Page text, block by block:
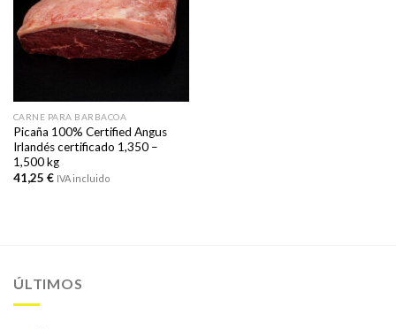
CARNE PARA BARBACOA
Picaña 100% Certified Angus
Irlandés certificado 1,350 –
1,500 kg
41,25 € IVA incluido
ÚLTIMOS